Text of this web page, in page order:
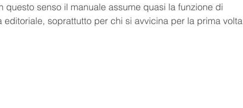
questo senso il manuale assume quasi la funzione di
soprattutto per chi si avvicina per la prima volta